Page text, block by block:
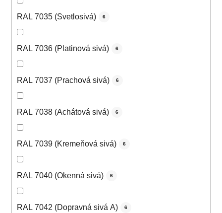
RAL 7035 (Svetlosivá) 6
RAL 7036 (Platinová sivá) 6
RAL 7037 (Prachová sivá) 6
RAL 7038 (Achátová sivá) 6
RAL 7039 (Kremeňová sivá) 6
RAL 7040 (Okenná sivá) 6
RAL 7042 (Dopravná sivá A) 6